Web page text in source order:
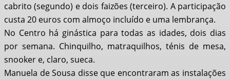
cabrito (segundo) e dois faizões (terceiro). A participação
custa 20 euros com almoço incluído e uma lembrança.
No Centro há ginástica para todas as idades, dois dias
por semana. Chinquilho, matraquilhos, ténis de mesa,
snooker e, claro, sueca.
Manuela de Sousa disse que encontraram as instalações